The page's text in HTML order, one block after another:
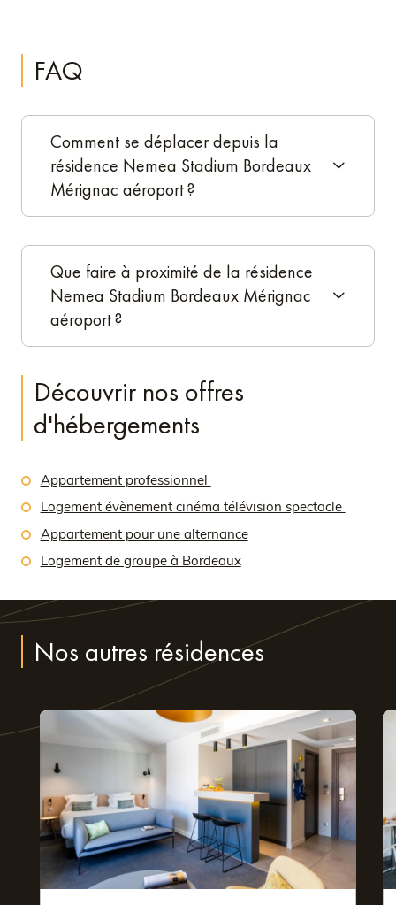
FAQ
Comment se déplacer depuis la
résidence Nemea Stadium Bordeaux
Mérignac aéroport ?
Que faire à proximité de la résidence
Nemea Stadium Bordeaux Mérignac
aéroport ?
Découvrir nos offres
d'hébergements
Appartement professionnel
Logement évènement cinéma télévision spectacle
Appartement pour une alternance
Logement de groupe à Bordeaux
Nos autres résidences